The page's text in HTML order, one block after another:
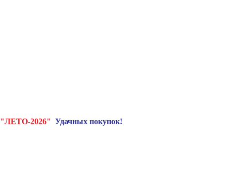
"ЛЕТО-2026" Удачных покупок!